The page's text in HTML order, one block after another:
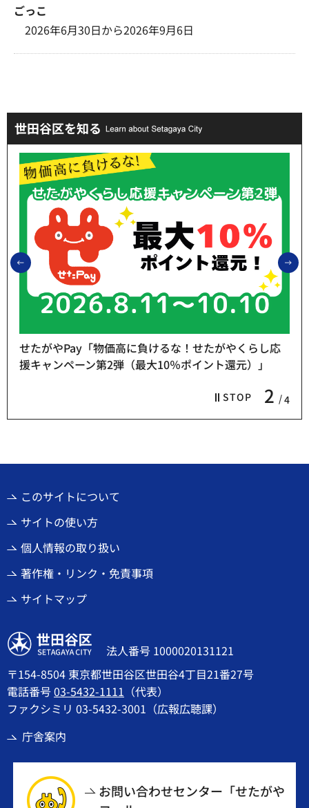
ごっこ
2026年6月30日から2026年9月6日
世田谷区を知る
前のスライドを表示
STOP 2 4
せたがやPay「物価高に負けるな！せたがやくらし応
援キャンペーン第2弾（最大10％ポイント還元）」
このサイトについて
サイトの使い方
個人情報の取り扱い
著作権・リンク・免責事項
サイトマップ
世田谷区
法人番号 1000020131121
〒154-8504 東京都世田谷区世田谷4丁目21番27号
電話番号03-5432-1111 （代表）
ファクシミリ 03-5432-3001（広報広聴課）
庁舎案内
お問い合わせセンター「せたがや